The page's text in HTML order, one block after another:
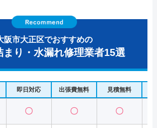
阪市大正区でおすすめの
まり・水漏れ修理業者15選
即日対応 出張費無料 見積無料
〇 〇 〇